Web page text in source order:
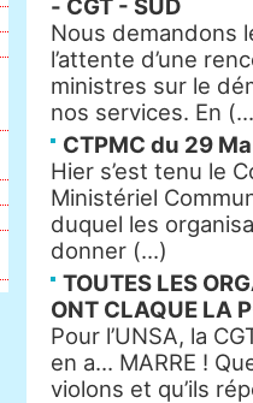
- CGT - SUD
Nous demandons
l’attente d’une
ministres sur le
nos services. En
CTPMC du 29
Hier s’est tenu le
Ministériel
duquel les
donner (...)
TOUTES LES
ONT CLAQUE LA
Pour l’UNSA, la
en a... MARRE !
violons et qu’ils